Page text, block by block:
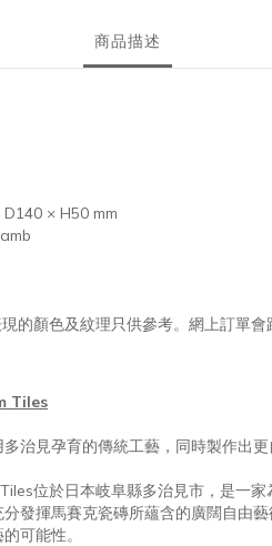
商品描述
× H50 mm
的顏色及紋理只供參考。網上訂單
Tiles
多治見孕育的傳統工藝，同時製作出
位於日本岐阜縣多治見市，是一
發揮馬賽克瓷磚所蘊含的廣闊自由
可能性。